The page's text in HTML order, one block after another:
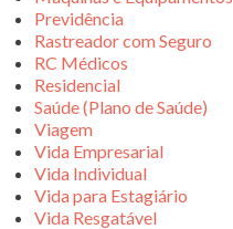
Previdência
Rastreador com Seguro
RC Médicos
Residencial
Saúde (Plano de Saúde)
Viagem
Vida Empresarial
Vida Individual
Vida para Estagiário
Vida Resgatável